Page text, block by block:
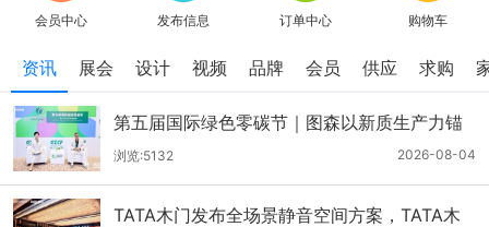
会员中心 发布信息 订单中心 购物车
资讯 展会 设计 视频 品牌 会员 供应 求购
第五届国际绿色零碳节｜图森以新质生产力锚
定高端家居可持续发展之路
2026-08-04
浏览:5132
TATA木门发布全场景静音空间方案，TATA木